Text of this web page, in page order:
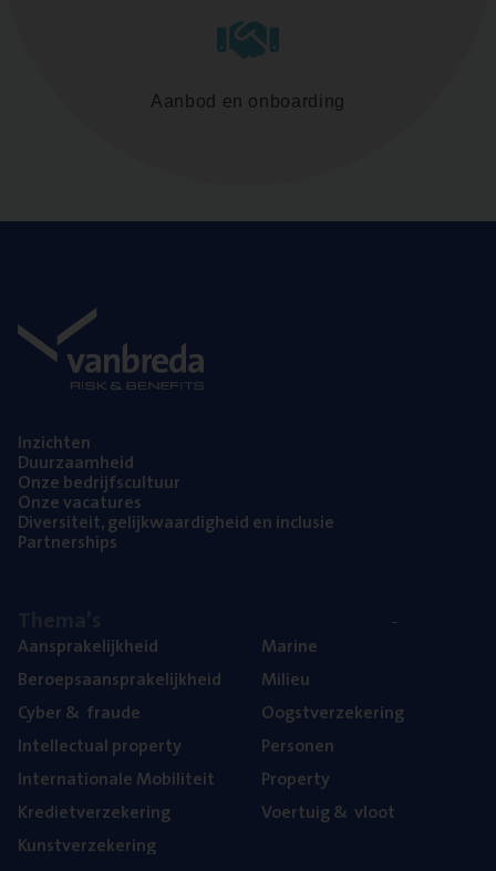
Aanbod en onboarding
Inzich­ten
Duur­zaam­heid
Onze bedrijfs­cul­tuur
Onze vaca­tu­res
Diver­si­teit, gelijk­waar­dig­heid en inclusie
Part­ner­ships
Aan­spra­ke­lijk­heid
Beroeps­aan­spra­ke­lijk­heid
Cyber& fraude
Intel­lec­tu­al property
Inter­na­ti­o­na­le Mobiliteit
Kre­diet­ver­ze­ke­ring
Kunst­ver­ze­ke­ring
Mari­ne
Mili­eu
Oogst­ver­ze­ke­ring
Per­so­nen
Pro­per­ty
Voer­tuig& vloot